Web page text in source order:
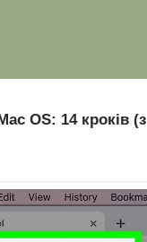
OS: 14 кроків (з